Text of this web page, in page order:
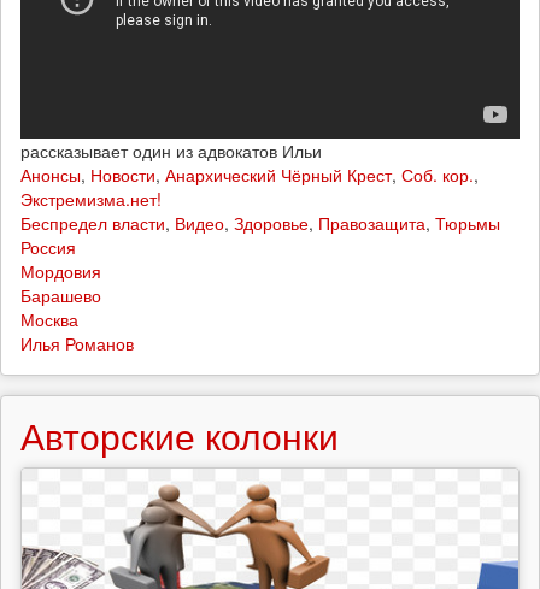
рассказывает один из адвокатов Ильи
Анонсы, Новости, Анархический Чёрный Крест, Соб. кор.,
Экстремизма.нет!
Беспредел власти, Видео, Здоровье, Правозащита, Тюрьмы
Россия
Мордовия
Барашево
Москва
Илья Романов
Авторские колонки